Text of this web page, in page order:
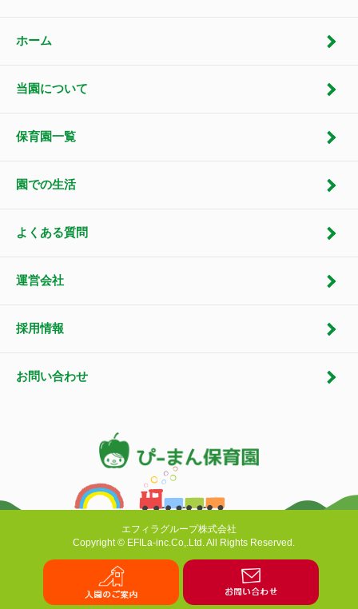
ホーム
当園について
保育園一覧
園での生活
よくある質問
運営会社
採用情報
お問い合わせ
エフィラグループ株式会社
Copyright © EFILa-inc.Co,.Ltd. All Rights Reserved.